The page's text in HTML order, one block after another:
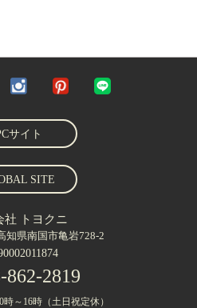
サイト
SITE
社 トヨクニ
県南国市亀岩728-2
862-2819
～16時（土日祝定休）